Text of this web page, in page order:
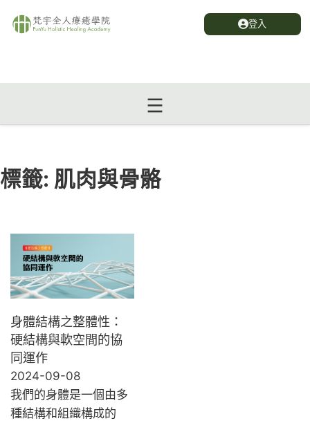
登入
標籤: 肌肉與骨骼
身體結構之整體性：
硬結構與軟空間的協
同運作
2024-09-08
我們的身體是一個由多
種結構和組織構成的